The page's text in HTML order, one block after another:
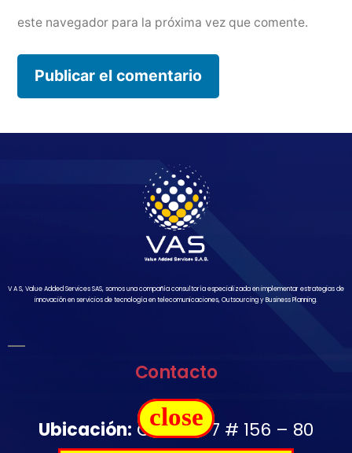
este navegador para la próxima vez que comente.
V A S, Value Added Services SAS, somos una compañía consultoría especializada en implementar estrategias de
innovación en servicios de tecnología en telecomunicaciones, Outsourcing y Business Planning.
Contacto
Ubicación: Carrera 7 # 156 – 80
close